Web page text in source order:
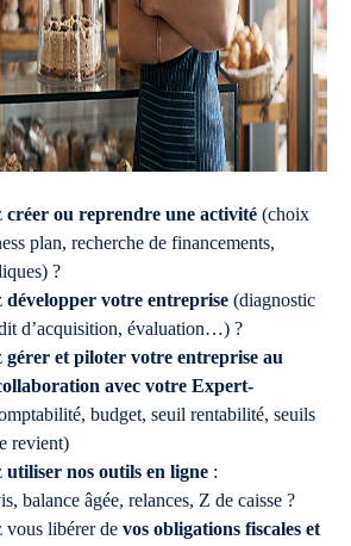
créer ou reprendre une activité (choix
plan, recherche de financements,
?
développer votre entreprise (diagnostic
d’acquisition, évaluation…) ?
gérer et piloter votre entreprise au
avec votre Expert-
budget, seuil rentabilité, seuils
revient)
utiliser nos outils en ligne :
balance âgée, relances, Z de caisse ?
vous libérer de vos obligations fiscales et